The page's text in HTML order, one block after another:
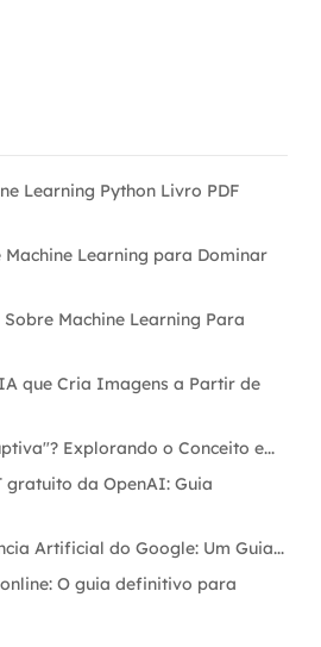
Learning Python Livro PDF
Machine Learning para Dominar
Machine Learning Para
que Cria Imagens a Partir de
Explorando o Conceito e...
gratuito da OpenAI: Guia
Artificial do Google: Um Guia...
O guia definitivo para